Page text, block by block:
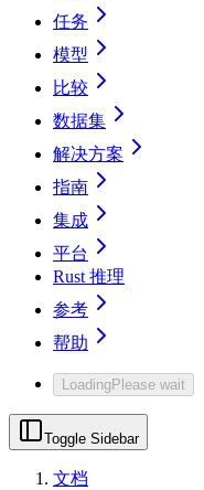
任务
模型
比较
数据集
解决方案
指南
集成
平台
Rust 推理
参考
帮助
LoadingPlease wait
Toggle Sidebar
文档